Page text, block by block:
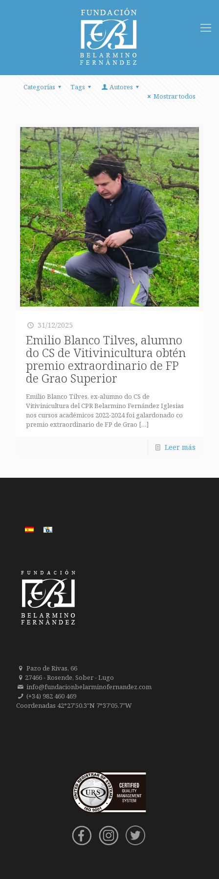
Categorías Tags
Autores
Mostrar todos
31/12/2025
Emilio Blanco Tilves, alumno
do CS de Vitivinicultura obtén
premio extraordinario de FP
de Grao Superior
Emilio Blanco Tilves, ex-alumno do CS de
Vitivinicultura del CPR Belarmino Fernández Iglesias
nos cursos académicos 2022-2024 foi galardonado co
premio extraordinario de FP de Grao […]
Leer más
Pazo de Rivas, 66
27466 - Rosende, Sober - Lugo
info@fundacionbelarminofernandez.com
(+34) 982 460 469
Coordenadas 42°27'50.3"N 7°37'05.7"W